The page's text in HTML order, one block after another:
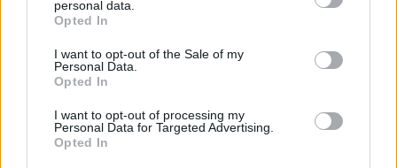
grant or deny consent to Google and its third-party tags to
use your data for below specified purposes in below Google
consent section.
personal data.
Opted In
I want to opt-out of the Sale of my
Personal Data.
Opted In
I want to opt-out of processing my
Personal Data for Targeted Advertising.
Opted In
VAGY